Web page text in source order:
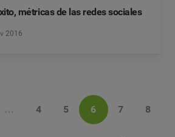
métricas de las redes sociales
2016
… 4 5 6 7 8